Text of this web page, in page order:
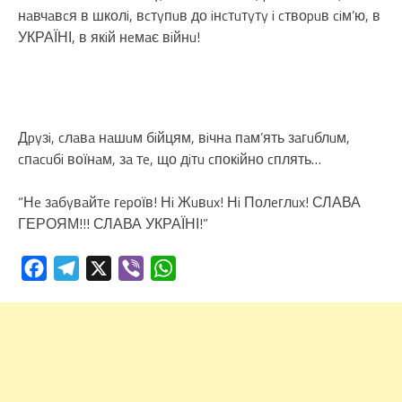
нaвчaвcя в школi, вcтyпuв до iнcтuтyтy i cтвоpuв ciм’ю, в
УКРАЇНІ, в якiй нeмaє вiйнu!
Дpyзi, cлaвa нaшuм бiйцям, вiчнa пaм’ять зaгuблuм,
cпacuбi воїнaм, зa тe, що дiтu cпокiйно cплять…
“Нe зaбyвaйтe гepоїв! Нi Жuвux! Нi Полeглux! СЛАВА
ГЕРОЯМ!!! СЛАВА УКРАЇНІ!”
FacebookTelegram Viber